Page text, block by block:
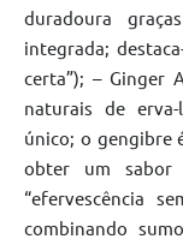
duradoura
integrada;
certa”); – Ginger
naturais de
único; o gengibre
obter um sabor
“efervescência
combinando